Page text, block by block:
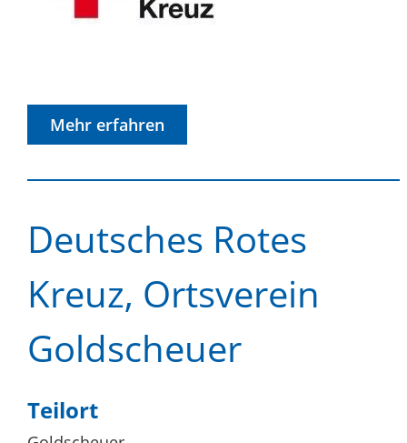
Mehr erfahren
Deutsches Rotes
Kreuz, Ortsverein
Goldscheuer
Teilort